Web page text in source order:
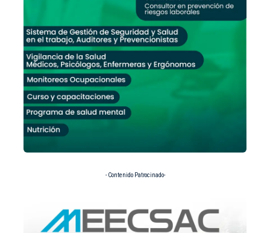
- Contenido Patrocinado-